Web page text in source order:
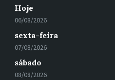
Hoje
06/08/2026
sexta-feira
07/08/2026
sábado
08/08/2026